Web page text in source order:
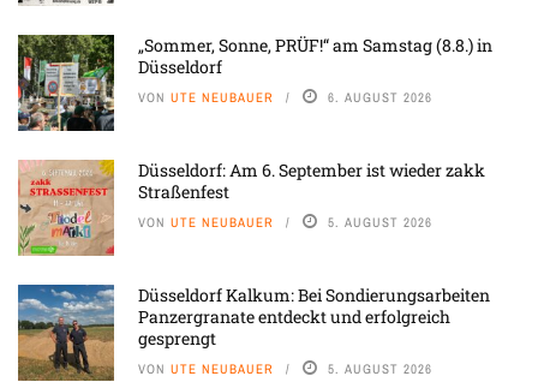
„Sommer, Sonne, PRÜF!“ am Samstag (8.8.) in
Düsseldorf
VON UTE NEUBAUER 6. AUGUST 2026
Düsseldorf: Am 6. September ist wieder zakk
Straßenfest
VON UTE NEUBAUER 5. AUGUST 2026
Düsseldorf Kalkum: Bei Sondierungsarbeiten
Panzergranate entdeckt und erfolgreich
gesprengt
VON UTE NEUBAUER 5. AUGUST 2026